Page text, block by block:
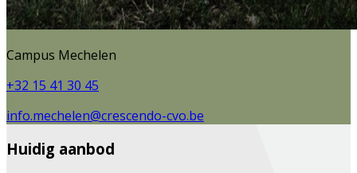
Campus Mechelen
+32 15 41 30 45
info.mechelen@crescendo-cvo.be
Huidig aanbod